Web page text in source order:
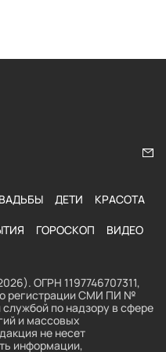
ДЕТИ КРАСОТА
ГОРОСКОП ВИДЕО
ОГРН 1197746707311,
о регистрации СМИ ПИ №
по надзору в сфере
и массовых
не несет
информации,